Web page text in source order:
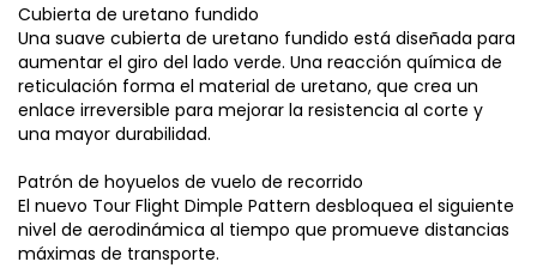
Cubierta de uretano fundido
Una suave cubierta de uretano fundido está diseñada para
aumentar el giro del lado verde. Una reacción química de
reticulación forma el material de uretano, que crea un
enlace irreversible para mejorar la resistencia al corte y
una mayor durabilidad.
Patrón de hoyuelos de vuelo de recorrido
El nuevo Tour Flight Dimple Pattern desbloquea el siguiente
nivel de aerodinámica al tiempo que promueve distancias
máximas de transporte.